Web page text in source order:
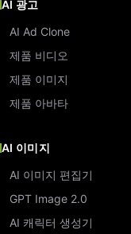
AI 이미지
AI 이미지 편집기
GPT Image 2.0
AI 캐릭터 생성기
AI 광고
AI Ad Clone
제품 비디오
제품 이미지
제품 아바타